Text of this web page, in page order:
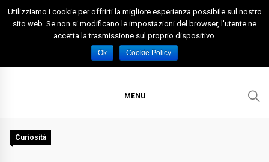
Skip
Spazio Foggia
Foggia News Calcio Eventi e Attività nella Capitanata
MENU
Curiosità
Utilizziamo i cookie per offrirti la migliore esperienza possibile sul nostro
sito web. Se non si modificano le impostazioni del browser, l'utente ne
accetta la trasmissione sul proprio dispositivo.
Ok Cookie Policy